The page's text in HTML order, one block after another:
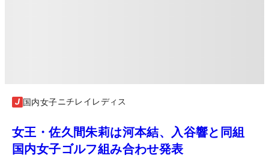
国内女子ニチレイレディス
女王・佐久間朱莉は河本結、入谷響と同組
国内女子ゴルフ組み合わせ発表